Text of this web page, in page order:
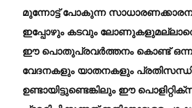
മുന്നോട്ട് പോകുന്ന
ഇപ്പോഴും കടവും
ഈ പൊതുപ്രവർത്തനം കൊണ്ട് ഒന്നും
വേദനകളും യാതനകളും
ഉണ്ടായിട്ടുണ്ടെങ്കിലും ഈ